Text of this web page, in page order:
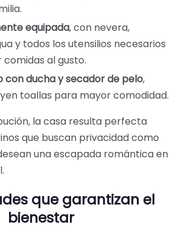
equipada, con nevera,
y todos los utensilios necesarios
al gusto.
con ducha y secador de pelo,
toallas para mayor comodidad.
la casa resulta perfecta
que buscan privacidad como
una escapada romántica en
que garantizan el
bienestar